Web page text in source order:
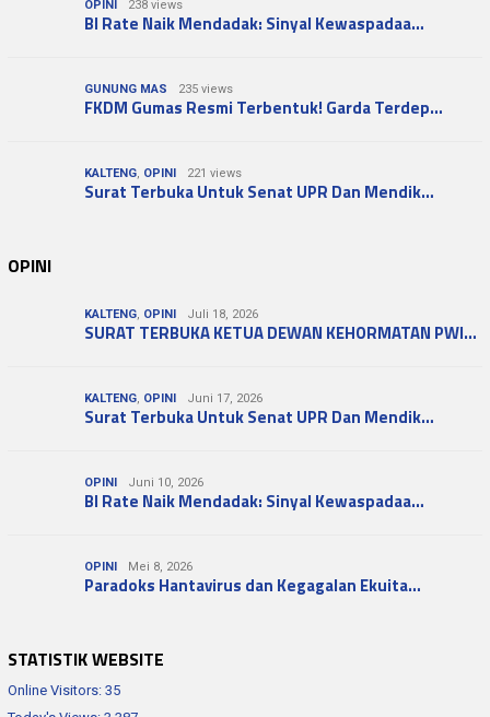
OPINI 238 views
BI Rate Naik Mendadak: Sinyal Kewaspadaa…
GUNUNG MAS 235 views
FKDM Gumas Resmi Terbentuk! Garda Terdep…
KALTENG OPINI 221 views
Surat Terbuka Untuk Senat UPR Dan Mendik…
OPINI
KALTENG OPINI Juli 18, 2026
SURAT TERBUKA KETUA DEWAN KEHORMATAN PWI…
KALTENG OPINI Juni 17, 2026
Surat Terbuka Untuk Senat UPR Dan Mendik…
OPINI Juni 10, 2026
BI Rate Naik Mendadak: Sinyal Kewaspadaa…
OPINI Mei 8, 2026
Paradoks Hantavirus dan Kegagalan Ekuita…
STATISTIK WEBSITE
Online Visitors: 35